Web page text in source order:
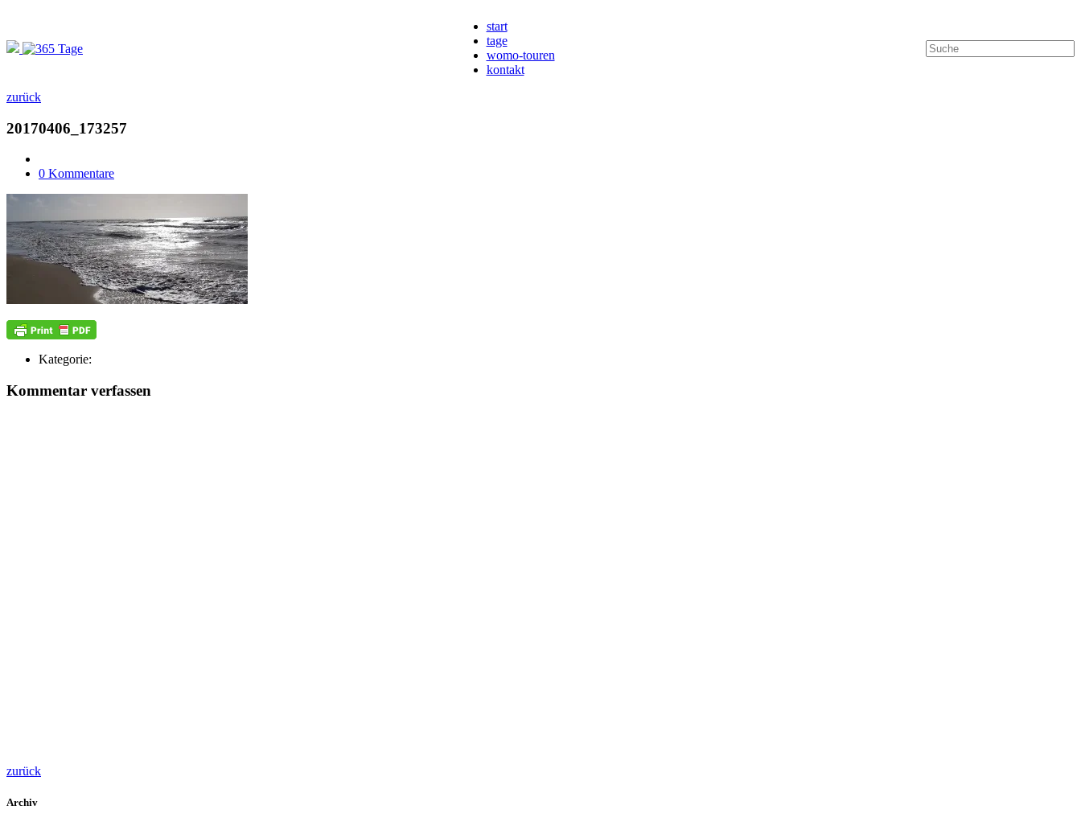
start
tage
womo-touren
kontakt
zurück
20170406_173257
0 Kommentare
Kategorie:
Kommentar verfassen
zurück
Archiv